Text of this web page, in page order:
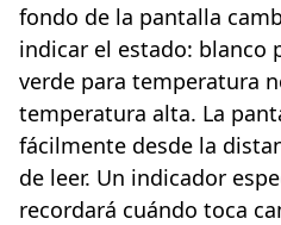
fondo de la pantalla
indicar el estado: blanco
verde para temperatura
temperatura alta. La
fácilmente desde la
de leer. Un indicador
recordará cuándo toca